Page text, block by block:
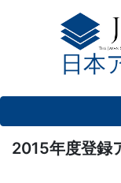
日本
2015年度登録